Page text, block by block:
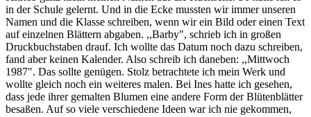
in der Schule gelernt. Und in die Ecke mussten wir immer unseren
Namen und die Klasse schreiben, wenn wir ein Bild oder einen Text
auf einzelnen Blättern abgaben. ,,Barby", schrieb ich in großen
Druckbuchstaben drauf. Ich wollte das Datum noch dazu schreiben,
fand aber keinen Kalender. Also schreib ich daneben: ,,Mittwoch
1987". Das sollte genügen. Stolz betrachtete ich mein Werk und
wollte gleich noch ein weiteres malen. Bei Ines hatte ich gesehen,
dass jede ihrer gemalten Blumen eine andere Form der Blütenblätter
besaßen. Auf so viele verschiedene Ideen war ich nie gekommen,